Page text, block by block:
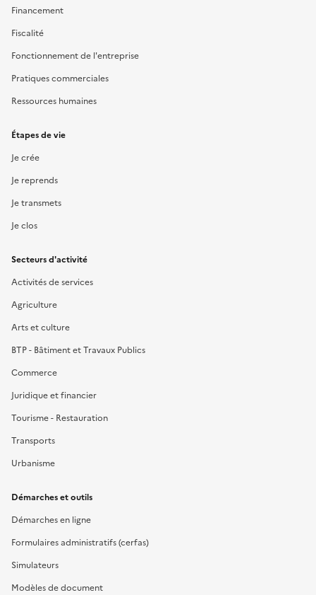
Financement
Fiscalité
Fonctionnement de l'entreprise
Pratiques commerciales
Ressources humaines
Étapes de vie
Je crée
Je reprends
Je transmets
Je clos
Secteurs d'activité
Activités de services
Agriculture
Arts et culture
BTP - Bâtiment et Travaux Publics
Commerce
Juridique et financier
Tourisme - Restauration
Transports
Urbanisme
Démarches et outils
Démarches en ligne
Formulaires administratifs (cerfas)
Simulateurs
Modèles de document